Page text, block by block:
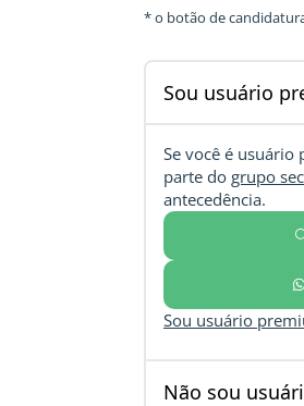
* o botão de
Sou usuário
Se você é usuário
parte do grupo
antecedência.
Sou usuário
Não sou